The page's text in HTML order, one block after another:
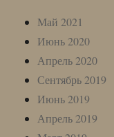
Май 2021
Июнь 2020
Апрель 2020
Сентябрь 2019
Июнь 2019
Апрель 2019